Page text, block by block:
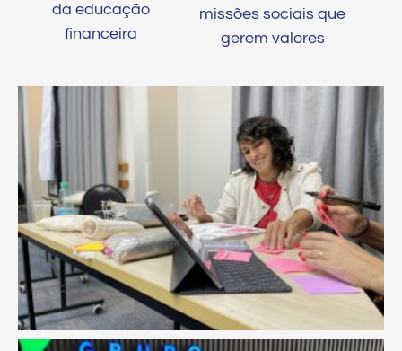
da educação
financeira
missões sociais que
gerem valores